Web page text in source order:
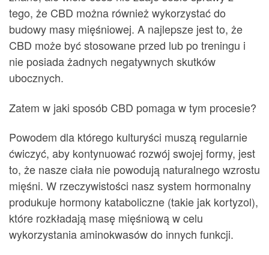
tego, że CBD można również wykorzystać do
budowy masy mięśniowej. A najlepsze jest to, że
CBD może być stosowane przed lub po treningu i
nie posiada żadnych negatywnych skutków
ubocznych.
Zatem w jaki sposób CBD pomaga w tym procesie?
Powodem dla którego kulturyści muszą regularnie
ćwiczyć, aby kontynuować rozwój swojej formy, jest
to, że nasze ciała nie powodują naturalnego wzrostu
mięśni. W rzeczywistości nasz system hormonalny
produkuje hormony kataboliczne (takie jak kortyzol),
które rozkładają masę mięśniową w celu
wykorzystania aminokwasów do innych funkcji.